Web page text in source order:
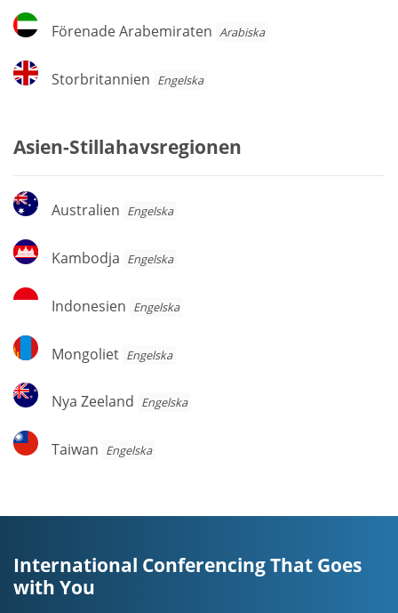
Förenade
Arabemiraten
Förenade Arabemiraten Arabiska
Storbritannien
Storbritannien Engelska
Asien-Stillahavsregionen
Australien
Australien Engelska
Kambodja
Kambodja Engelska
Indonesien
Indonesien Engelska
Mongoliet
Mongoliet Engelska
Nya
Zeeland
Nya Zeeland Engelska
Taiwan
Taiwan Engelska
International Conferencing That Goes
with You